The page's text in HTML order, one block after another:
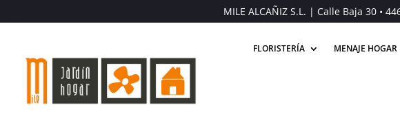
MILE ALCAÑIZ S.L. | Calle Baja 30 •
FLORISTERÍA MENAJE HOGAR